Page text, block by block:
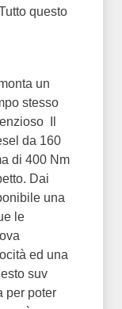
questo
un
stesso
Il
da 160
di 400 Nm
Dai
una
le
ed una
suv
per poter